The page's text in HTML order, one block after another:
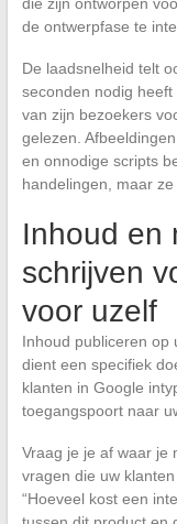
de ontwerpfase te
De laadsnelheid telt
seconden nodig
van zijn bezoekers
gelezen.
en onnodige scripts
handelingen, maar
Inhoud en
schrijven
voor uzelf
Inhoud publiceren op
dient een specifiek
klanten in Google
toegangspoort naar
Vraag je je af waar je
vragen die uw
“Hoeveel kost een